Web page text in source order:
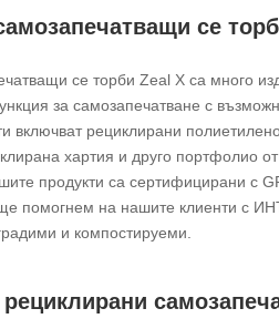
се
се торби Zeal X са много
за самозапечатване с
включват рециклирани
хартия и друго портфолио
продукти са сертифицирани с
ще помогнем на нашите клиенти
и компостируеми.